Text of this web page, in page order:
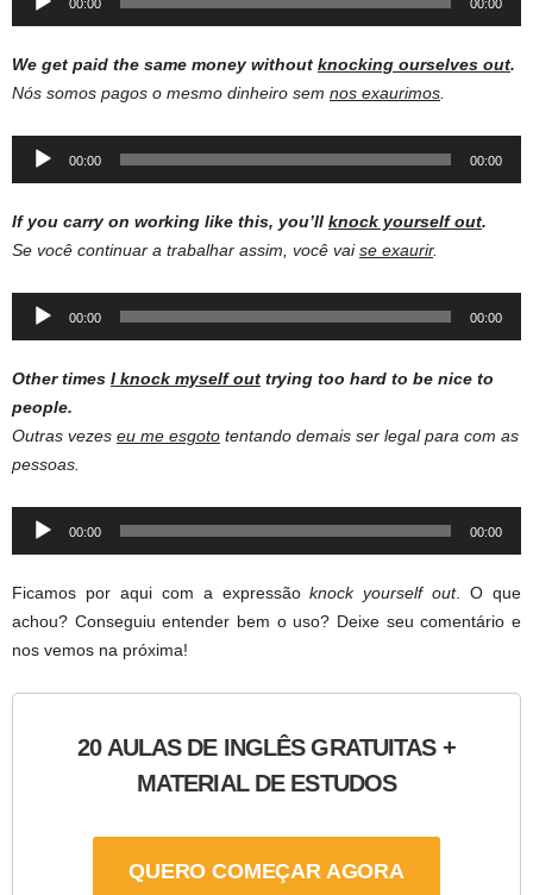
00:00 00:00
We get paid the same money without knocking ourselves out.
Nós somos pagos o mesmo dinheiro sem nos exaurimos
Audio
00:00 00:00
If you carry on working like this, you’ll knock yourself out.
Se você continuar a trabalhar assim, você vaise exaurir.
Audio
00:00 00:00
Other times I knock myself out trying too hard to be nice to
people.
Outras vezes eu me esgoto tentando demais ser legal para com as
pessoas.
Audio
00:00 00:00
Ficamos por aqui com a expressãoknock yourself out. O que
achou? Conseguiu entender bem o uso? Deixe seu comentário e
nos vemos na próxima!
20 AULAS DE INGLÊS GRATUITAS +
MATERIAL DE ESTUDOS
QUERO COMEÇAR AGORA